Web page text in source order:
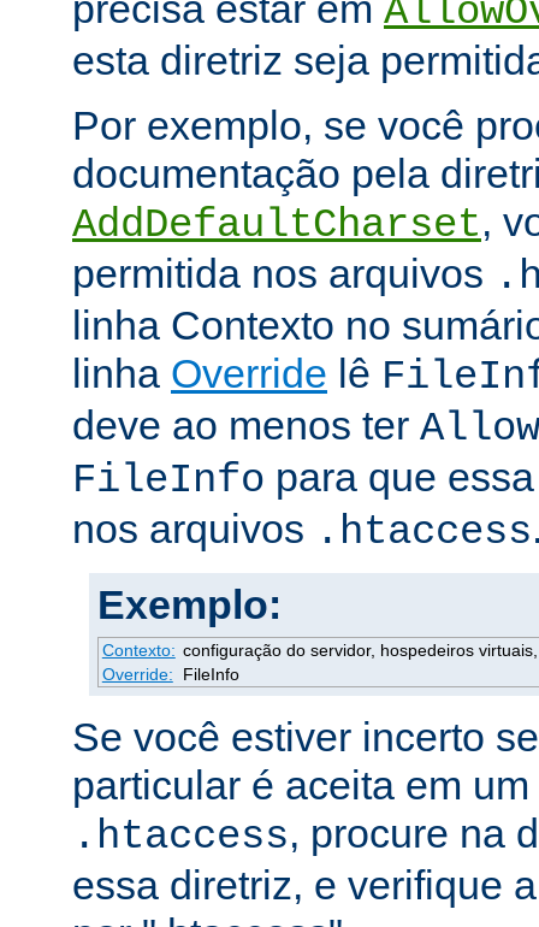
esta diretriz seja
Por exemplo, se você
documentação pela
AddDefaultCharset,
permitida nos arquivos
linha Contexto no
linha Override lê
deve ao menos ter
FileInfo para que
nos arquivos .htaccess
Exemplo:
Contexto: configuração do servidor, hospedeiros
Override:
FileInfo
Se você estiver incerto
particular é aceita em
.htaccess, procure na
essa diretriz, e verifique